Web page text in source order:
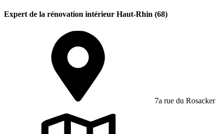
Expert de la rénovation intérieur Haut-Rhin (68)
7a rue du Rosacker